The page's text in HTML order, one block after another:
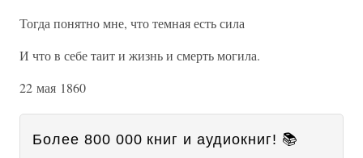
Тогда понятно мне, что темная есть сила
И что в себе таит и жизнь и смерть могила.
22 мая 1860
Более 800 000 книг и аудиокниг! 📚